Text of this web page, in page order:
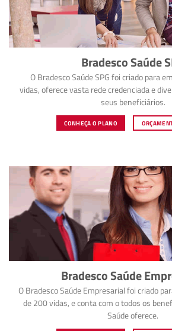
Bradesco Saúde
O Bradesco Saúde SPG foi criado para
vidas, oferece vasta rede credenciada e
seus beneficiários.
CONHEÇA O PLANO
Bradesco Saúde
O Bradesco Saúde Empresarial foi criado
de 200 vidas, e conta com o todos os
Saúde oferece.